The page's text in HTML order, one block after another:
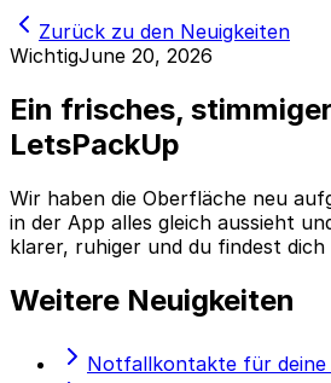
Zurück zu den Neuigkeiten
WichtigJune 20, 2026
Ein frisches,
LetsPackUp
Wir haben die Oberfläche neu
in der App alles gleich aussieht
klarer, ruhiger und du findest
Weitere Neuigkeiten
Notfallkontakte für deine